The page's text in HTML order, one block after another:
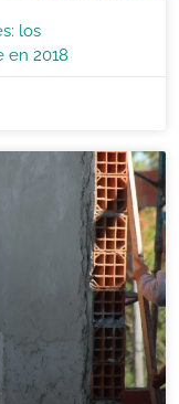
los
en 2018